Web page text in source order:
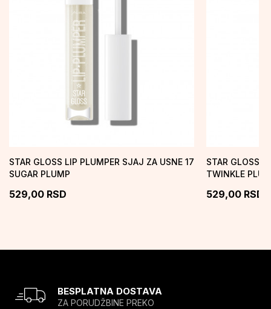
STAR GLOSS LIP PLUMPER SJAJ ZA USNE 17
SUGAR PLUMP
529,00 RSD
STAR GLOSS
TWINKLE
529,00 RSD
BESPLATNA DOSTAVA
ZA PORUDŽBINE PREKO